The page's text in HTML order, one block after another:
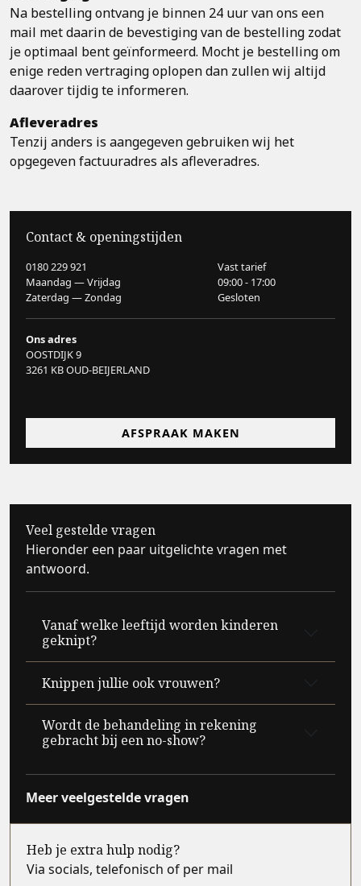
Na bestelling ontvang je binnen 24 uur van ons een
mail met daarin de bevestiging van de bestelling zodat
je optimaal bent geïnformeerd. Mocht je bestelling om
enige reden vertraging oplopen dan zullen wij altijd
daarover tijdig te informeren.
Afleveradres
Tenzij anders is aangegeven gebruiken wij het
opgegeven factuuradres als afleveradres.
Contact & openingstijden
0180 229 921
Vast tarief
Maandag — Vrijdag
09:00 - 17:00
Zaterdag — Zondag
Gesloten
Ons adres
OOSTDIJK 9
3261 KB OUD-BEIJERLAND
AFSPRAAK MAKEN
Veel gestelde vragen
Hieronder een paar uitgelichte vragen met
antwoord.
Vanaf welke leeftijd worden kinderen
geknipt?
Knippen jullie ook vrouwen?
Wordt de behandeling in rekening
gebracht bij een no-show?
Meer veelgestelde vragen
Heb je extra hulp nodig?
Via socials, telefonisch of per mail